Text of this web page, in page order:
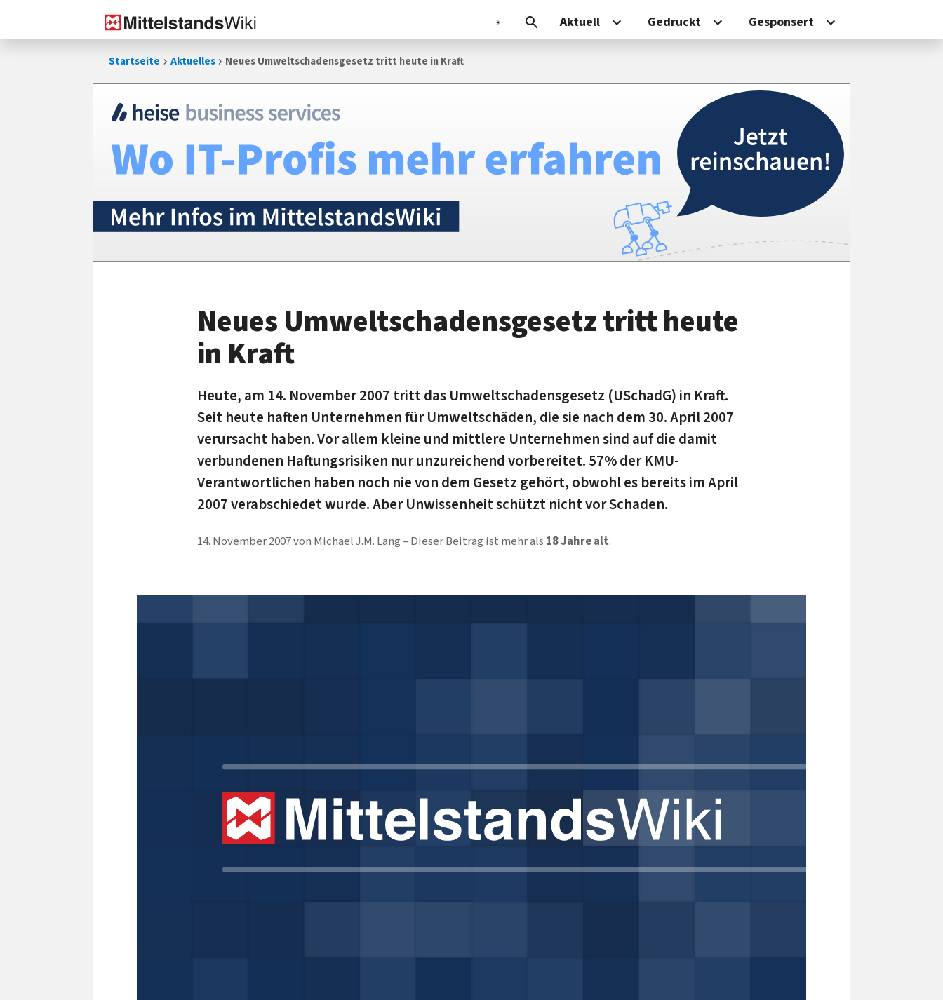
Aktuell Gedruckt Gesponsert
Startseite Aktuelles Neues Umweltschadensgesetz tritt heute in Kraft
Neues Umweltschadensgesetz tritt heute
in Kraft
Heute, am 14. November 2007 tritt das Umweltschadensgesetz (USchadG) in Kraft.
Seit heute haften Unternehmen für Umweltschäden, die sie nach dem 30. April 2007
verursacht haben. Vor allem kleine und mittlere Unternehmen sind auf die damit
verbundenen Haftungsrisiken nur unzureichend vorbereitet. 57% der KMU-
Verantwortlichen haben noch nie von dem Gesetz gehört, obwohl es bereits im April
2007 verabschiedet wurde. Aber Unwissenheit schützt nicht vor Schaden.
14. November 2007von Michael J.M. Lang Dieser Beitrag ist mehr als 18 Jahre alt.